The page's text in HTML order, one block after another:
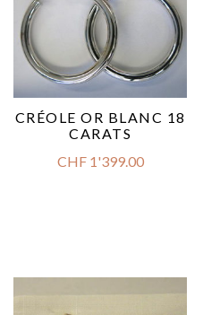
CRÉOLE OR BLANC 18
CARATS
CHF1'399.00